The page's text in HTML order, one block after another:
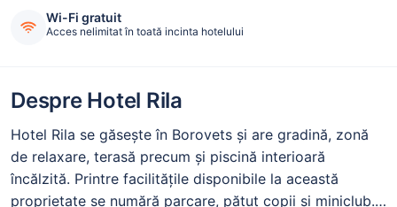
Wi-Fi gratuit
Acces nelimitat în toată incinta hotelului
Despre Hotel Rila
Hotel Rila se găsește în Borovets și are gradină, zonă
de relaxare, terasă precum și piscină interioară
încălzită. Printre facilitățile disponibile la această
proprietate se numără parcare, pătuț copii și miniclub.